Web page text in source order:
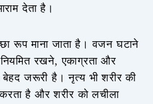
देता है।
रूप माना जाता है। वजन घटाने
रखने, एकाग्रता और
बेहद जरूरी है। नृत्य भी शरीर की
है और शरीर को लचीला